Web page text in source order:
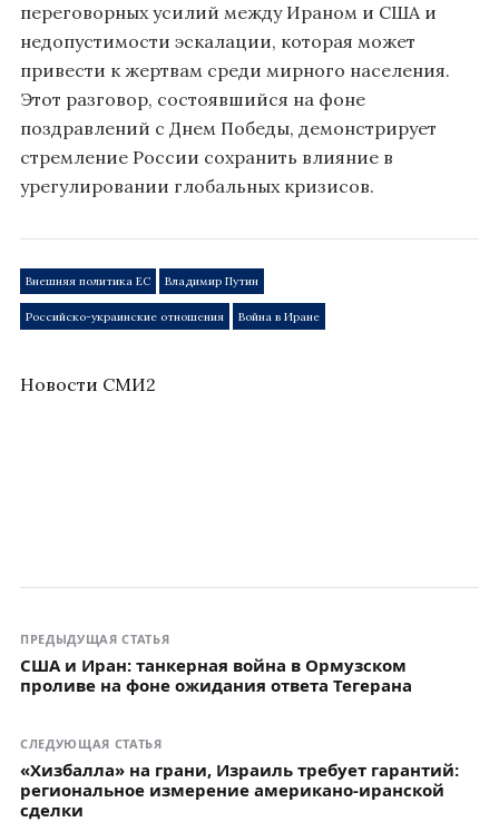
переговорных усилий между Ираном и США и
недопустимости эскалации, которая может
привести к жертвам среди мирного населения.
Этот разговор, состоявшийся на фоне
поздравлений с Днем Победы, демонстрирует
стремление России сохранить влияние в
урегулировании глобальных кризисов.
Внешняя политика ЕС Владимир Путин
Российско-украинские отношения Война в Иране
Новости СМИ2
ПРЕДЫДУЩАЯ СТАТЬЯ
США и Иран: танкерная война в Ормузском
проливе на фоне ожидания ответа Тегерана
СЛЕДУЮЩАЯ СТАТЬЯ
«Хизбалла» на грани, Израиль требует гарантий:
региональное измерение американо-иранской
сделки